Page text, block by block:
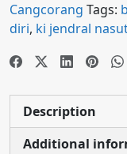
Cangcorang Tags:
diri, ki jendral
Description
Additional